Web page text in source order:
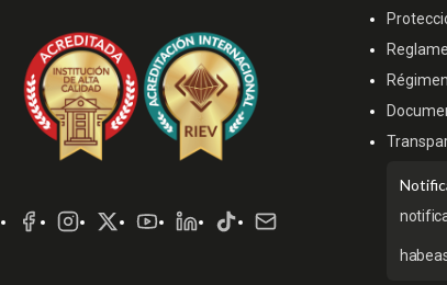
Sociales